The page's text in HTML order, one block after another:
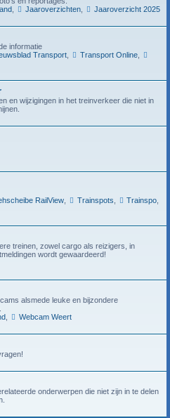
, Jaaroverzichten,
Jaaroverzicht 2025
informatie
Transport, Transport Online,
en wijzigingen in het treinverkeer die niet in
RailView, Trainspots Trainspo
treinen, zowel cargo als reizigers, in
wordt gewaardeerd!
alsmede leuke en bijzondere
,
Webcam Weert
onderwerpen die niet zijn in te delen